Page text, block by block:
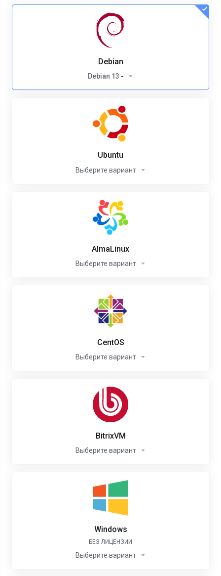
Debian
Debian 13 -
Ubuntu
Выберите вариант
AlmaLinux
Выберите вариант
CentOS
Выберите вариант
BitrixVM
Выберите вариант
Windows
БЕЗ ЛИЦЕНЗИИ
Выберите вариант